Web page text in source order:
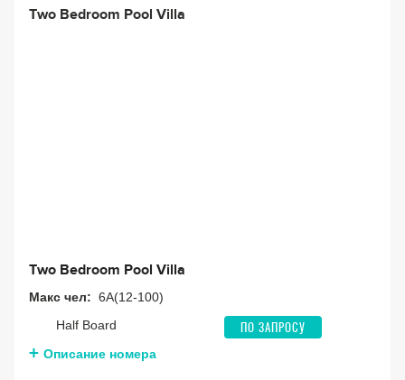
Two Bedroom Pool Villa
Two Bedroom Pool Villa
Макс чел: 6A(12-100)
Half Board
ПО ЗАПРОСУ
Описание номера